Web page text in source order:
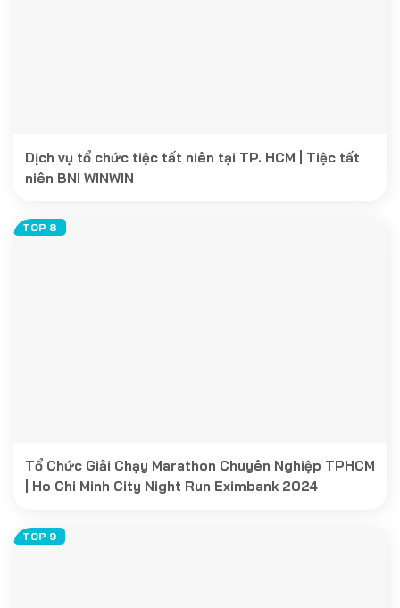
Dịch vụ tổ chức tiệc tất niên tại TP. HCM | Tiệc tất
niên BNI WINWIN
Tổ Chức Giải Chạy Marathon Chuyên Nghiệp TPHCM
| Ho Chi Minh City Night Run Eximbank 2024